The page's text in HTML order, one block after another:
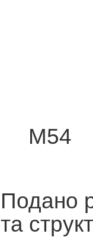
М54
Подано
та